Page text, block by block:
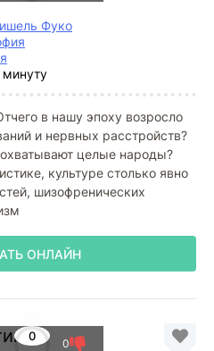
Фуко
минуту
в нашу эпоху возросло
и нервных расстройств?
целые народы?
культуре столько явно
шизофренических
ОНЛАЙН
0
0